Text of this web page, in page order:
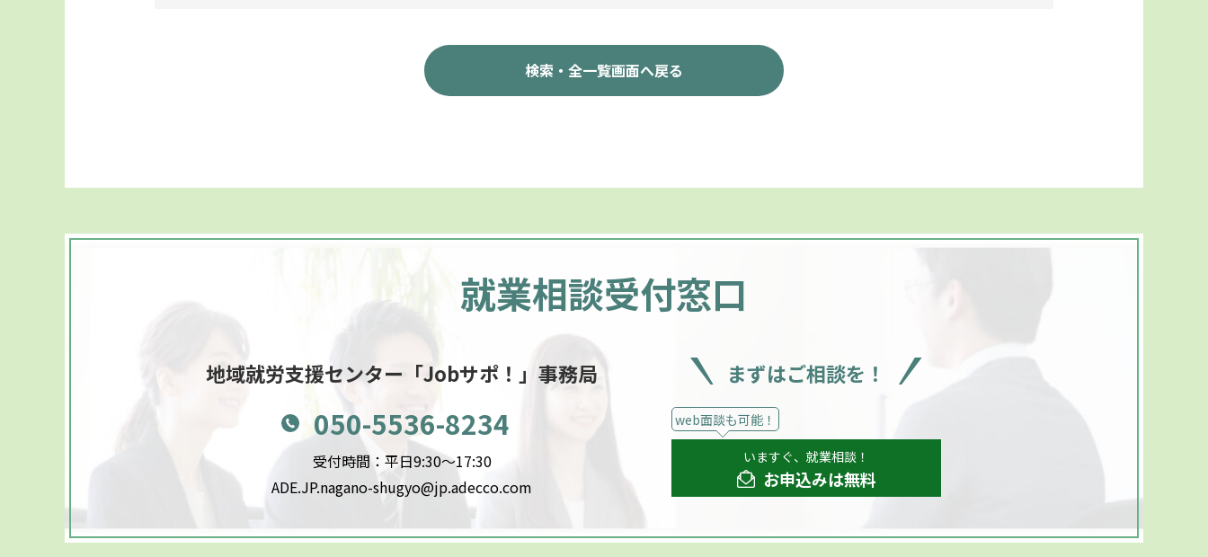
検索・全一覧画面へ戻る
就業相談受付窓口
地域就労支援センター 「Jobサポ！」事務局
050-5536-8234
受付時間：平日9:30～17:30
ADE.JP.nagano-shugyo@jp.adecco.com
まずはご相談を！
web面談も可能！
いますぐ、就業相談！
お申込みは無料